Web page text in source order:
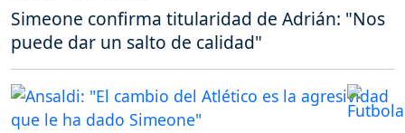
Simeone confirma titularidad de Adrián: "Nos
puede dar un salto de calidad"